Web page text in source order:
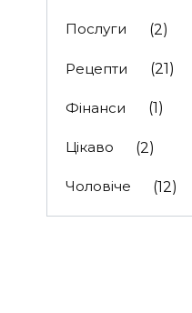
Послуги (2)
Рецепти (21)
Фінанси (1)
Цікаво (2)
Чоловіче (12)